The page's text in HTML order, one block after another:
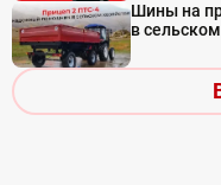
Шины на
в